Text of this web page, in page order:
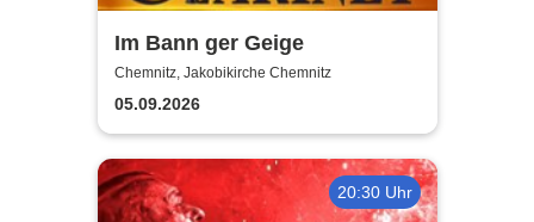
Im Bann ger Geige
Chemnitz, Jakobikirche Chemnitz
05.09.2026
20:30 Uhr